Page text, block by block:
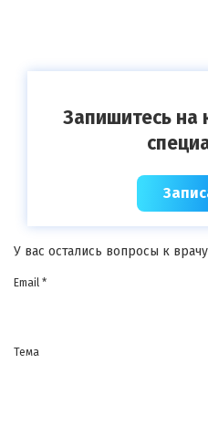
Запишитесь на
У вас остались вопросы к
Email *
Тема